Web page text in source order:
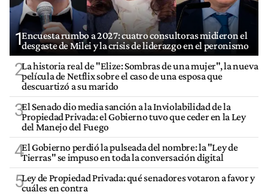
1Encuesta rumbo a 2027: cuatro consultoras midieron el
desgaste de Milei y la crisis de liderazgo en el peronismo
2La historia real de "Elize: Sombras de una mujer", la nueva
película de Netflix sobre el caso de una esposa que
descuartizó a su marido
3El Senado dio media sanción a la Inviolabilidad de la
Propiedad Privada: el Gobierno tuvo que ceder en la Ley
del Manejo del Fuego
4El Gobierno perdió la pulseada del nombre: la "Ley de
Tierras" se impuso en toda la conversación digital
5Ley de Propiedad Privada: qué senadores votaron a favor y
cuáles en contra